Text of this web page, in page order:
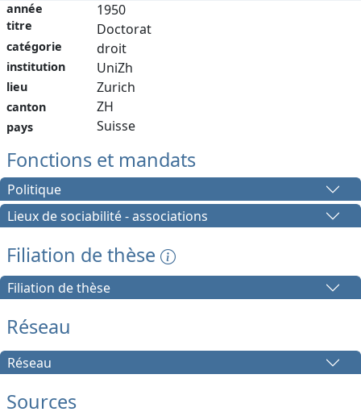
année
titre
catégorie
institution
lieu
canton
pays
1950
Doctorat
droit
UniZh
Zurich
ZH
Suisse
Fonctions et mandats
Politique
Lieux de sociabilité - associations
Filiation de thèse
Filiation de thèse
Réseau
Réseau
Sources